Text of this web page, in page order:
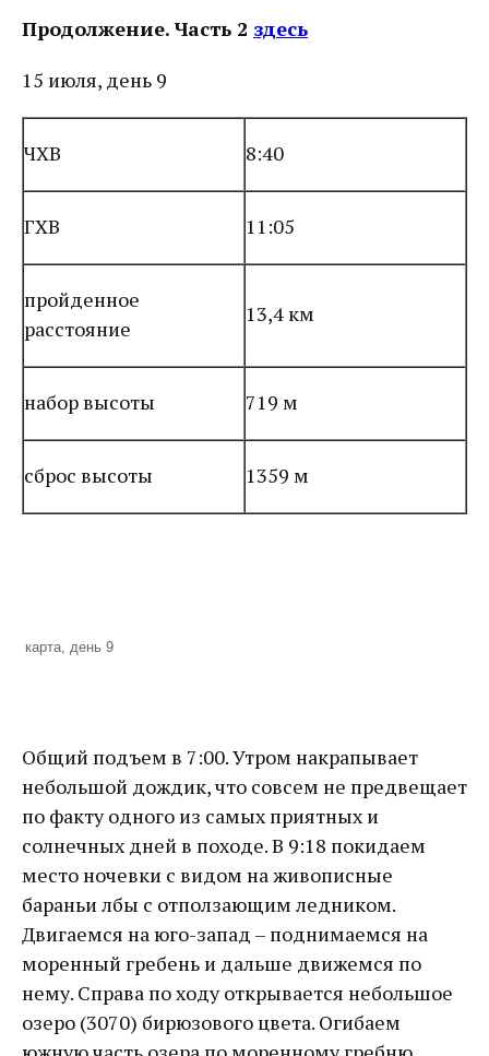
Продолжение. Часть 2 здесь
15 июля, день 9
ЧХВ 8:40
ГХВ 11:05
пройденное
расстояние
13,4 км
набор высоты 719 м
сброс высоты 1359 м
карта, день 9
Общий подъем в 7:00. Утром накрапывает
небольшой дождик, что совсем не предвещает
по факту одного из самых приятных и
солнечных дней в походе. В 9:18 покидаем
место ночевки с видом на живописные
бараньи лбы с отползающим ледником.
Двигаемся на юго-запад – поднимаемся на
моренный гребень и дальше движемся по
нему. Справа по ходу открывается небольшое
озеро (3070) бирюзового цвета. Огибаем